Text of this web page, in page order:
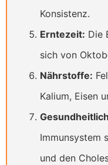
Konsistenz.
Erntezeit: Die
sich von
Nährstoffe:
Kalium, Eisen
Immunsystem
und den